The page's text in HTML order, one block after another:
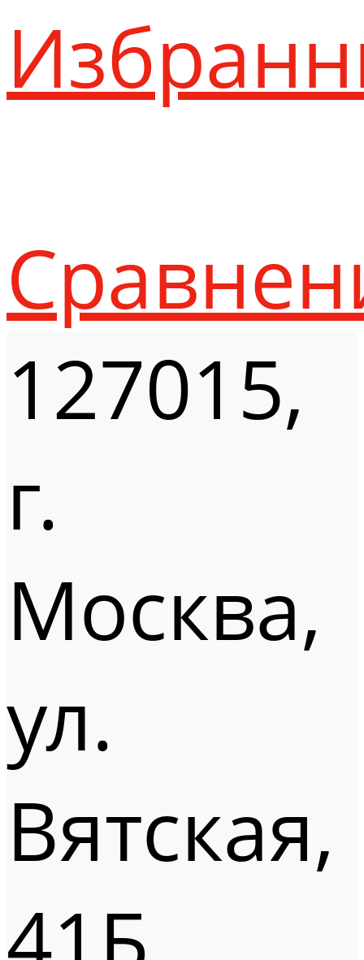
127015,
г.
Москва,
ул.
Вятская,